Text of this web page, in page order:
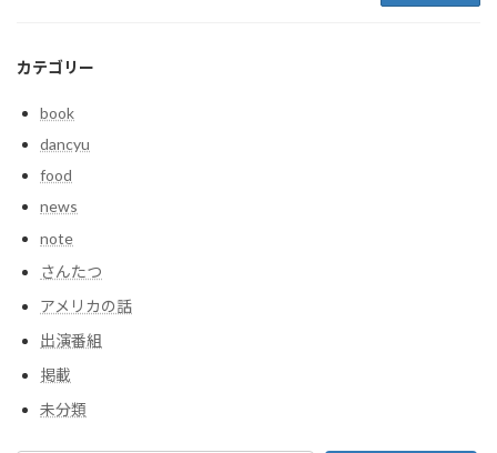
カテゴリー
book
dancyu
food
news
note
さんたつ
アメリカの話
出演番組
掲載
未分類